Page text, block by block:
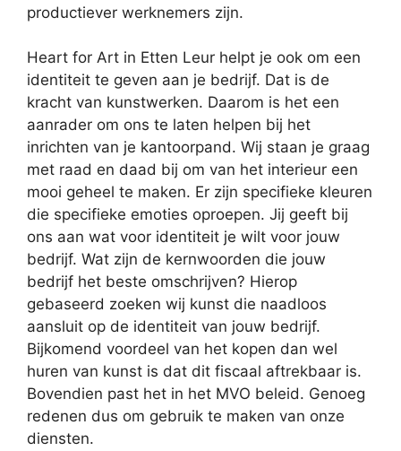
productiever werknemers zijn.
Heart for Art in Etten Leur helpt je ook om een
identiteit te geven aan je bedrijf. Dat is de
kracht van kunstwerken. Daarom is het een
aanrader om ons te laten helpen bij het
inrichten van je kantoorpand. Wij staan je graag
met raad en daad bij om van het interieur een
mooi geheel te maken. Er zijn specifieke kleuren
die specifieke emoties oproepen. Jij geeft bij
ons aan wat voor identiteit je wilt voor jouw
bedrijf. Wat zijn de kernwoorden die jouw
bedrijf het beste omschrijven? Hierop
gebaseerd zoeken wij kunst die naadloos
aansluit op de identiteit van jouw bedrijf.
Bijkomend voordeel van het kopen dan wel
huren van kunst is dat dit fiscaal aftrekbaar is.
Bovendien past het in het MVO beleid. Genoeg
redenen dus om gebruik te maken van onze
diensten.